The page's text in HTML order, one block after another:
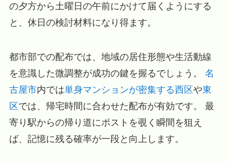
の夕方から土曜日の午前にかけて届くようにする
と、休日の検討材料になり得ます。
都市部での配布では、地域の居住形態や生活動線
を意識した微調整が成功の鍵を握るでしょう。 名
古屋市内では単身マンションが密集する西区や東
区 では、帰宅時間に合わせた配布が有効です。 最
寄り駅からの帰り道にポストを覗く瞬間を狙え
ば、記憶に残る確率が一段と向上します。